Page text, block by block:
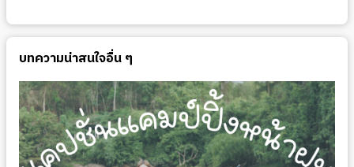
บทความน่าสนใจอื่น ๆ